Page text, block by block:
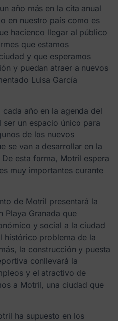
año más en la cita anual
en nuestro país como es
haciendo llegar al público
que estamos
y que esperamos
y puedan atraer a nuevos
Luisa García
año en la agenda del
un espacio único para
de los nuevos
se van a desarrollar en la
esta forma, Motril espera
muy importantes durante
de Motril presentará la
Playa Granada que
y social a la ciudad
histórico problema de la
la construcción y puesta
conllevará la
y el atractivo de
a Motril, una ciudad que
ha supuesto en los